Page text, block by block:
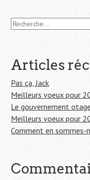
Navigation
de
l'article
R
e
e
r
c
h
e
r
:
Articles
Pas ça, Jack
Meilleurs voeux pour
Le gouvernement
Meilleurs voeux pour
Comment en sommes-